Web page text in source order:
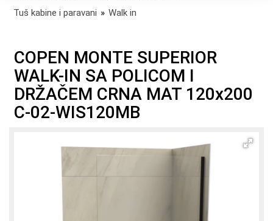
Tuš kabine i paravani » Walk in
COPEN MONTE SUPERIOR
WALK-IN SA POLICOM I
DRŽAČEM CRNA MAT 120x200
C-02-WIS120MB